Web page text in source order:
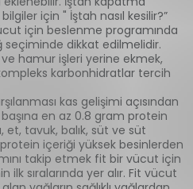
için " İştah nasıl kesilir?”
için beslenme programında
dikkat edilmelidir.
hamur işleri yerine ekmek,
karbonhidratlar tercih
kas gelişimi açısından
en az 0.8 gram protein
tavuk, balık, süt ve süt
içeriği yüksek besinlerden
takip etmek fit bir vücut için
ilk sıralarında yer alır. Fit vücut